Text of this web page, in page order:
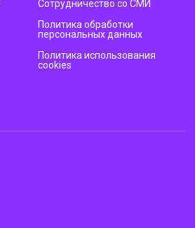
Сотрудничество со СМИ
Политика обработки
персональных данных
Политика использования
cookies